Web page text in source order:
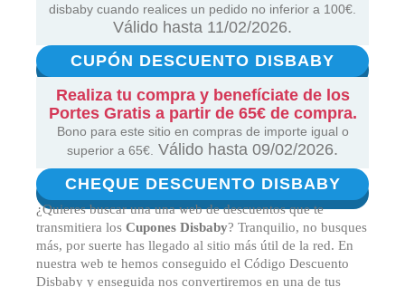
disbaby cuando realices un pedido no inferior a 100€.
Válido hasta 11/02/2026.
CUPÓN DESCUENTO DISBABY
Realiza tu compra y benefíciate de los
Portes Gratis a partir de 65€ de compra.
Bono para este sitio en compras de importe igual o
superior a 65€. Válido hasta 09/02/2026.
CHEQUE DESCUENTO DISBABY
¿Quieres buscar una una web de descuentos que te
transmitiera los Cupones Disbaby? Tranquilio, no busques
más, por suerte has llegado al sitio más útil de la red. En
nuestra web te hemos conseguido el Código Descuento
Disbaby y enseguida nos convertiremos en una de tus